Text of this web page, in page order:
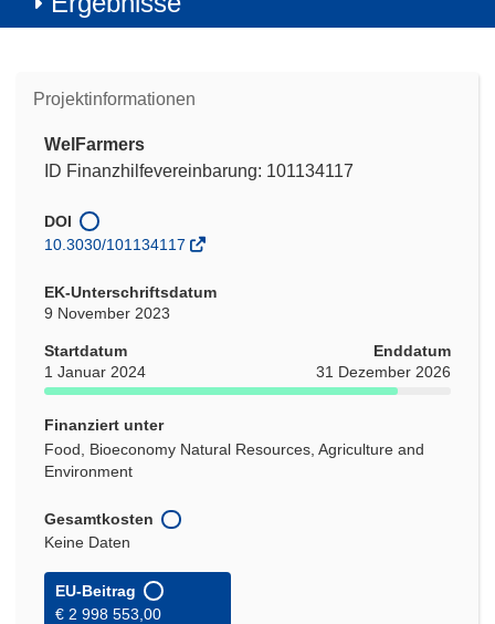
Projektinformationen
WelFarmers
ID Finanzhilfevereinbarung: 101134117
DOI
10.3030/101134117
EK-Unterschriftsdatum
9 November 2023
Startdatum
1 Januar 2024
Enddatum
31 Dezember 2026
Finanziert unter
Food, Bioeconomy Natural Resources, Agriculture and
Environment
Gesamtkosten
Keine Daten
EU-Beitrag
€ 2 998 553,00